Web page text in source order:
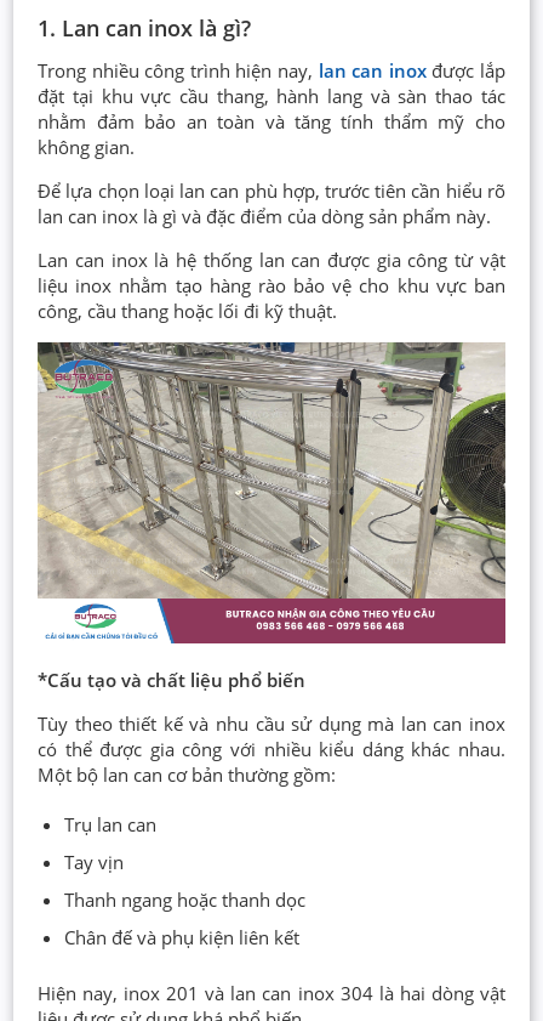
1. Lan can inox là gì?
Trong nhiều công trình hiện nay, lan can inoxđược lắp
đặt tại khu vực cầu thang, hành lang và sàn thao tác
nhằm đảm bảo an toàn và tăng tính thẩm mỹ cho
không gian.
Để lựa chọn loại lan can phù hợp, trước tiên cần hiểu rõ
lan can inox là gì và đặc điểm của dòng sản phẩm này.
Lan can inox là hệ thống lan can được gia công từ vật
liệu inox nhằm tạo hàng rào bảo vệ cho khu vực ban
công, cầu thang hoặc lối đi kỹ thuật.
*Cấu tạo và chất liệu phổ biến
Tùy theo thiết kế và nhu cầu sử dụng mà lan can inox
có thể được gia công với nhiều kiểu dáng khác nhau.
Một bộ lan can cơ bản thường gồm:
Trụ lan can
Tay vịn
Thanh ngang hoặc thanh dọc
Chân đế và phụ kiện liên kết
Hiện nay, inox 201 và lan can inox 304 là hai dòng vật